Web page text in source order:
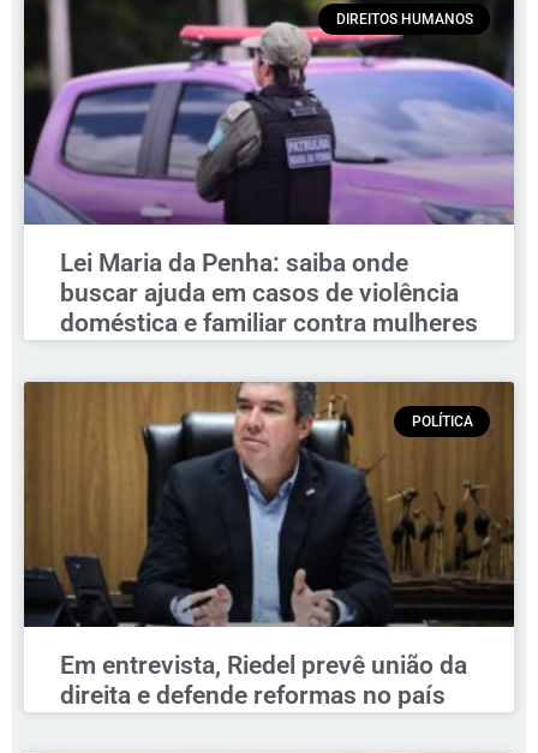
DIREITOS HUMANOS
Lei Maria da Penha: saiba onde
buscar ajuda em casos de violência
doméstica e familiar contra mulheres
POLÍTICA
Em entrevista, Riedel prevê união da
direita e defende reformas no país